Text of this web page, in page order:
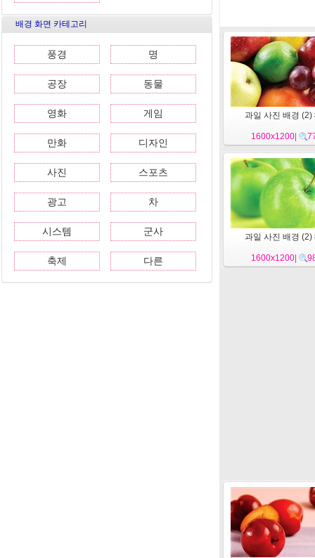
배경 화면 카테고리
풍경 명
공장 동물
영화 게임
만화 디자인
사진 스포츠
광고 차
시스템 군사
축제 다른
과일 사진 배경 (2)
1600x1200
과일 사진 배경 (2)
1600x1200